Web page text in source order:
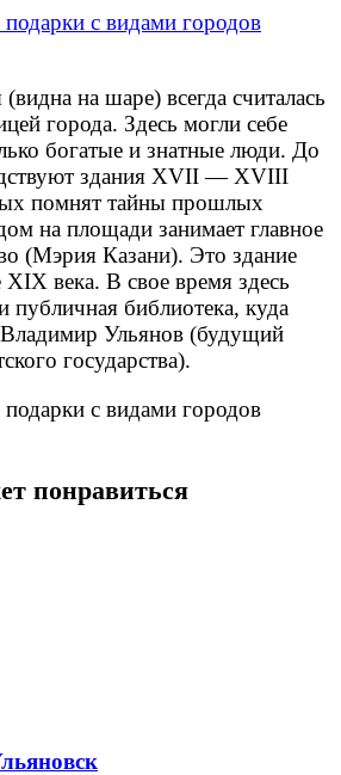
на шаре) всегда считалась
города. Здесь могли себе
богатые и знатные люди. До
здания XVII — XVIII
помнят тайны прошлых
на площади занимает главное
(Мэрия Казани). Это здание
XIX века. В свое время здесь
публичная библиотека, куда
Владимир Ульянов (будущий
государства).
понравиться